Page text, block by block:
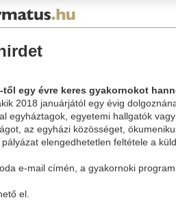
egy évre keres gyakornokot
2018 januárjától egy évig
egyháztagok, egyetemi hallgatók
az egyházi közösséget,
elengedhetetlen feltétele a
e-mail címén, a gyakornoki
el.